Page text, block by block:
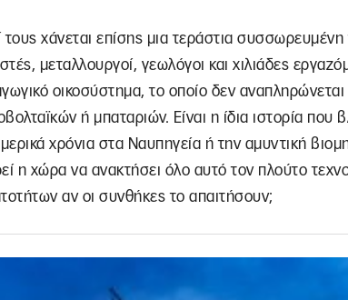
τους χάνεται επίσης μια τεράστια συσσωρευμένη
μεταλλουργοί, γεωλόγοι και χιλιάδες
οικοσύστημα, το οποίο δεν
ή μπαταριών. Είναι η ίδια ιστορία
μερικά χρόνια στα Ναυπηγεία ή την αμυντική
η χώρα να ανακτήσει όλο αυτό τον πλούτο
αν οι συνθήκες το απαιτήσουν;